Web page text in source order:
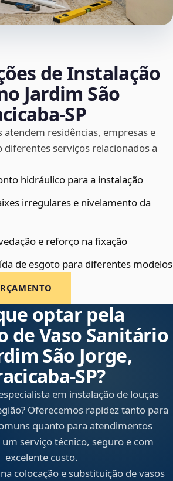
de Instalação
Jardim São
atendem residências, empresas e
serviços relacionados a
hidráulico para a instalação
irregulares e nivelamento da
e reforço na fixação
de esgoto para diferentes modelos
optar pela
de Vaso Sanitário
São Jorge,
em instalação de louças
Oferecemos rapidez tanto para
quanto para atendimentos
serviço técnico, seguro e com
excelente custo.
colocação e substituição de vasos